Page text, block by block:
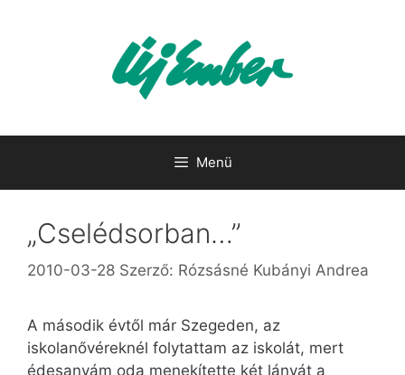
Menü
„Cselédsorban…”
2010-03-28 Szerző: Rózsásné Kubányi Andrea
A második évtől már Szegeden, az
iskolanővéreknél folytattam az iskolát, mert
édesanyám oda menekítette két lányát a